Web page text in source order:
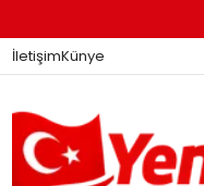
İletişimKünye